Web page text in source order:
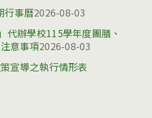
行事曆2026-08-03
代辦學校115學年度團膳、
意事項2026-08-03
宣導之執行情形表